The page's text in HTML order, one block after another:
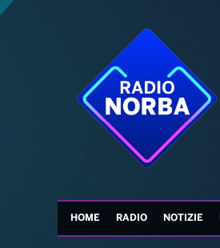
HOME RADIO NOTIZIE